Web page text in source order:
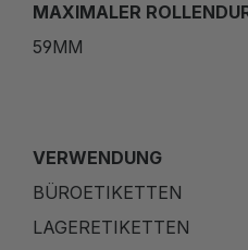
MAXIMALER
59MM
VERWENDUNG
BÜROETIKETTEN
LAGERETIKETTEN